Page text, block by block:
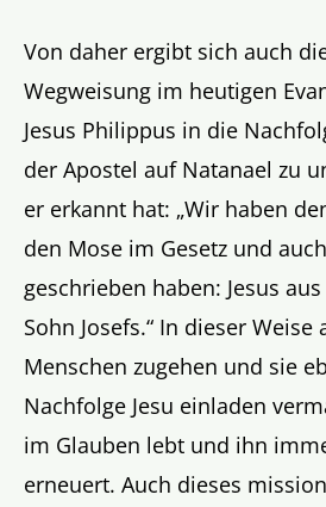
Von daher ergibt sich auch
Wegweisung im heutigen
Jesus Philippus in die
der Apostel auf Natanael zu
er erkannt hat: „Wir haben
den Mose im Gesetz und
geschrieben haben: Jesus
Sohn Josefs.“ In dieser Weise
Menschen zugehen und sie
Nachfolge Jesu einladen
im Glauben lebt und ihn
erneuert. Auch dieses